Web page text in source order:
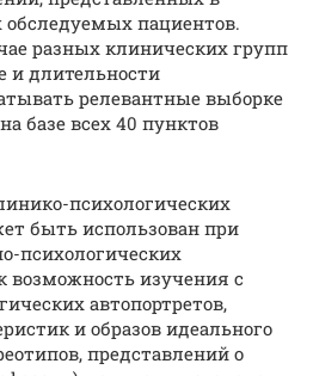
обследуемых пациентов.
разных клинических групп
и длительности
релевантные выборке
базе всех 40 пунктов
психологических
быть использован при
психологических
возможность изучения с
автопортретов,
и образов идеального
представлений о